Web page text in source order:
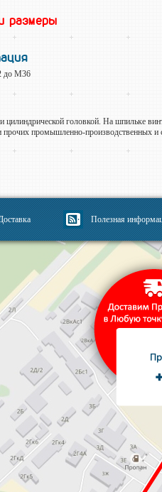
размеры
до М36
головкой. На шпильке
промышленно-производственных
Полезная